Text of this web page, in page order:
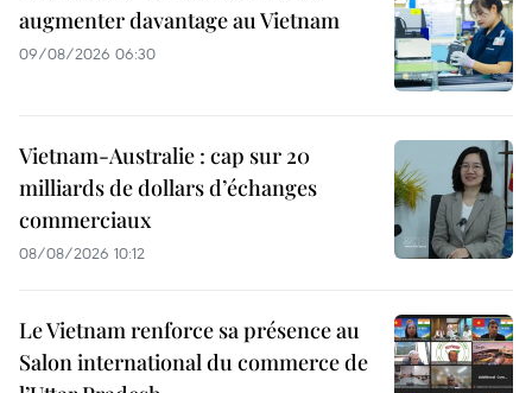
augmenter davantage au Vietnam
09/08/2026 06:30
Vietnam-Australie : cap sur 20
milliards de dollars d’échanges
commerciaux
08/08/2026 10:12
Le Vietnam renforce sa présence au
Salon international du commerce de